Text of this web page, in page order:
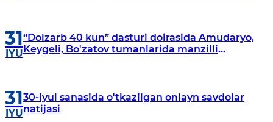
31
IYU
“Dolzarb 40 kun” dasturi doirasida Amudaryo,
Keygeli, Bo'zatov tumanlarida manzilli
31
IYU
30-iyul sanasida o'tkazilgan onlayn savdolar
natijasi